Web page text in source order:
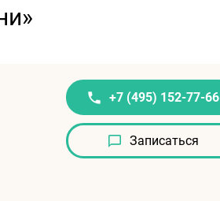
+7 (495) 152-77-66
Записаться